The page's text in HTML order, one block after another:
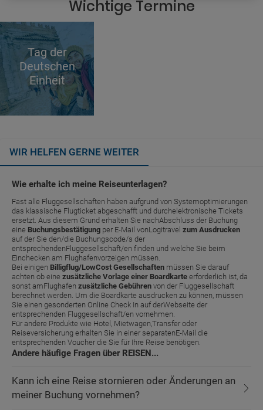
Wichtige Termine
Tag der
Deutschen
Einheit
WIR HELFEN GERNE WEITER
Wie erhalte ich meine Reiseunterlagen?
Fast alle Fluggesellschaften haben aufgrund von Systemoptimierungen
das klassische Flugticket abgeschafft und durchelektronische Tickets
ersetzt. Aus diesem Grund erhalten Sie nachAbschluss der Buchung
eine Buchungsbestätigung per E-Mail vonLogitravel zum Ausdrucken
auf der Sie den/die Buchungscode/s der
entsprechendenFluggesellschaft/en finden und welche Sie beim
Einchecken am Flughafenvorzeigen müssen.
Bei einigen Billigflug/LowCost Gesellschaften müssen Sie darauf
achten ob eine zusätzliche Vorlage einer Boardkarte erforderlich ist, da
sonst amFlughafen zusätzliche Gebühren von der Fluggesellschaft
berechnet werden. Um die Boardkarte ausdrucken zu können, müssen
Sie einen gesonderten Online Check In auf derWebseite der
entsprechenden Fluggesellschaft/en vornehmen.
Für andere Produkte wie Hotel, Mietwagen,Transfer oder
Reiseversicherung erhalten Sie in einer separatenE-Mail die
entsprechenden Voucher die Sie für Ihre Reise benötigen.
Andere häufige Fragen über REISEN...
Kann ich eine Reise stornieren oder Änderungen an
meiner Buchung vornehmen?